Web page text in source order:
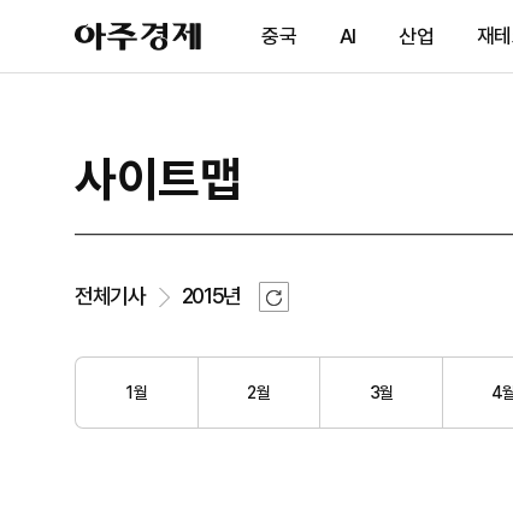
아
주
제
중국 AI 산업 재
사이트맵
전체기사 2015년
새
로
침
1월 2월 3월 4월